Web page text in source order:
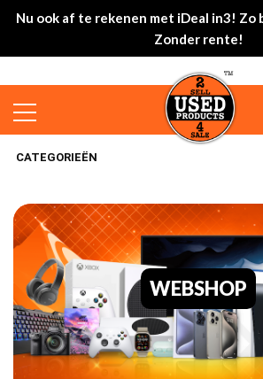
Nu ook af te rekenen met iDeal in3! Zo
Zonder rente!
CATEGORIEËN
WEBSHOP